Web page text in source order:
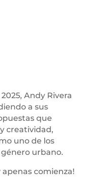
Andy Rivera
a sus
que
creatividad,
uno de los
urbano.
apenas comienza!